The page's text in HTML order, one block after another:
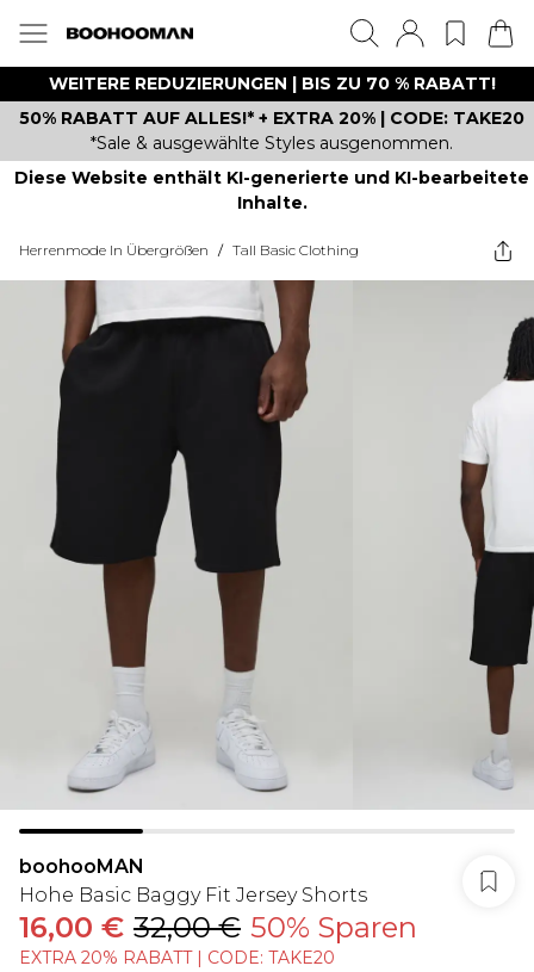
WEITERE REDUZIERUNGEN | BIS ZU 70 % RABATT!
50% RABATT AUF ALLES!* + EXTRA 20% | CODE: TAKE20
*Sale & ausgewählte Styles ausgenommen.
Diese Website enthält KI-generierte und KI-bearbeitete
Inhalte.
Herrenmode In Übergrößen / Tall Basic Clothing
boohooMAN
Hohe Basic Baggy Fit Jersey Shorts
16,00 € 32,00 € 50% Sparen
EXTRA 20% RABATT | CODE: TAKE20